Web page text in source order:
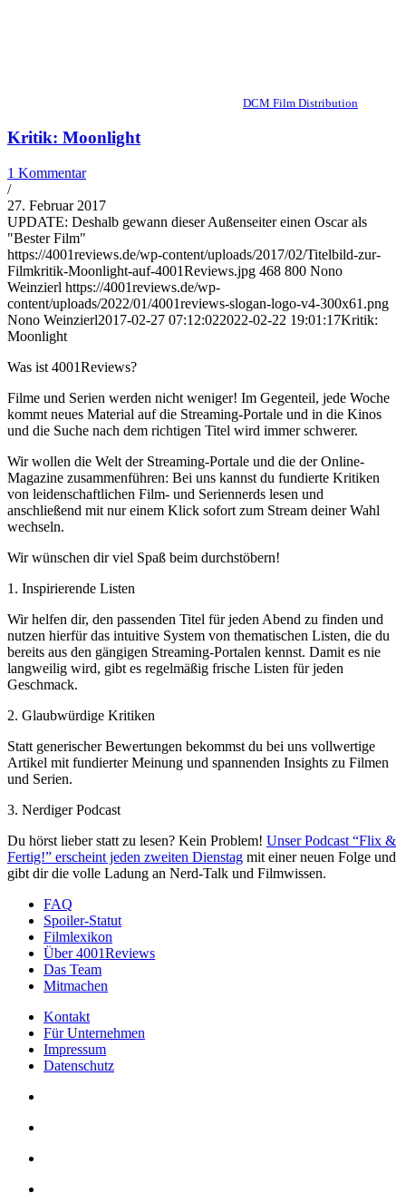
DCM Film Distribution
Kritik: Moonlight
1 Kommentar
/
27. Februar 2017
UPDATE: Deshalb gewann dieser Außenseiter einen Oscar als
"Bester Film"
https://4001reviews.de/wp-content/uploads/2017/02/Titelbild-zur-
Filmkritik-Moonlight-auf-4001Reviews.jpg 468 800 Nono
Weinzierl https://4001reviews.de/wp-
content/uploads/2022/01/4001reviews-slogan-logo-v4-300x61.png
Nono Weinzierl2017-02-27 07:12:022022-02-22 19:01:17Kritik:
Moonlight
Was ist 4001Reviews?
Filme und Serien werden nicht weniger! Im Gegenteil, jede Woche
kommt neues Material auf die Streaming-Portale und in die Kinos
und die Suche nach dem richtigen Titel wird immer schwerer.
Wir wollen die Welt der Streaming-Portale und die der Online-
Magazine zusammenführen: Bei uns kannst du fundierte Kritiken
von leidenschaftlichen Film- und Seriennerds lesen und
anschließend mit nur einem Klick sofort zum Stream deiner Wahl
wechseln.
Wir wünschen dir viel Spaß beim durchstöbern!
1. Inspirierende Listen
Wir helfen dir, den passenden Titel für jeden Abend zu finden und
nutzen hierfür das intuitive System von thematischen Listen, die du
bereits aus den gängigen Streaming-Portalen kennst. Damit es nie
langweilig wird, gibt es regelmäßig frische Listen für jeden
Geschmack.
2. Glaubwürdige Kritiken
Statt generischer Bewertungen bekommst du bei uns vollwertige
Artikel mit fundierter Meinung und spannenden Insights zu Filmen
und Serien.
3. Nerdiger Podcast
Du hörst lieber statt zu lesen? Kein Problem! Unser Podcast “Flix &
Fertig!” erscheint jeden zweiten Dienstag mit einer neuen Folge und
gibt dir die volle Ladung an Nerd-Talk und Filmwissen.
FAQ
Spoiler-Statut
Filmlexikon
Über 4001Reviews
Das Team
Mitmachen
Kontakt
Für Unternehmen
Impressum
Datenschutz